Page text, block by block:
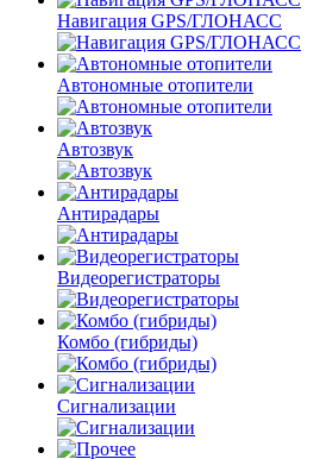
Навигация GPS/ГЛОНАСС
Автономные отопители
Автозвук
Антирадары
Видеорегистраторы
Комбо (гибриды)
Сигнализации